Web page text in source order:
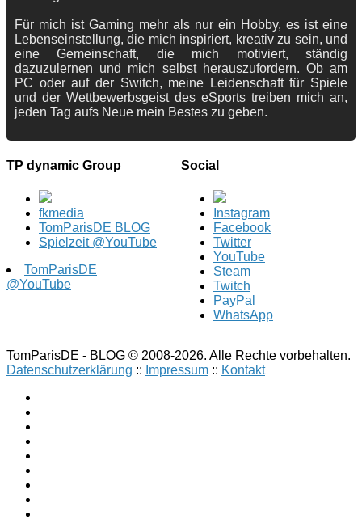
Für mich ist Gaming mehr als nur ein Hobby, es ist eine
Lebenseinstellung, die mich inspiriert, kreativ zu sein, und
eine Gemeinschaft, die mich motiviert, ständig
dazuzulernen und mich selbst herauszufordern. Ob am
PC oder auf der Switch, meine Leidenschaft für Spiele
und der Wettbewerbsgeist des eSports treiben mich an,
jeden Tag aufs Neue mein Bestes zu geben.
TP dynamic Group
fkmedia
TomParisDE BLOG
Spielzeit @YouTube
TomParisDE
@YouTube
Social
Instagram
Facebook
Twitter
YouTube
Steam
Twitch
PayPal
WhatsApp
TomParisDE - BLOG © 2008-2026. Alle Rechte vorbehalten.
Datenschutzerklärung :: Impressum :: Kontakt